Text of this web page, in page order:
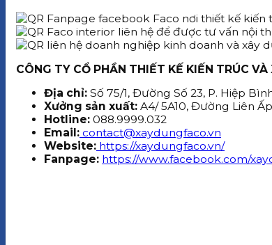
CÔNG TY CỔ PHẦN THIẾT KẾ KIẾN TRÚC VÀ
Địa chỉ: Số 75/1, Đường Số 23, P. Hiệp
Xưởng sản xuất: A4/ 5A10, Đường Liên Ấp
Hotline: 088.9999.032
Email: contact@xaydungfaco.vn
Website: https://xaydungfaco.vn/
Fanpage: https://www.facebook.com/